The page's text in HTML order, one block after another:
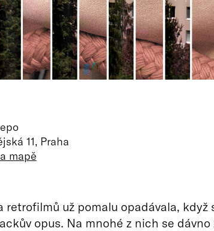
11, Praha
mapě
retrofilmů už pomalu opadávala, když
opus. Na mnohé z nich se